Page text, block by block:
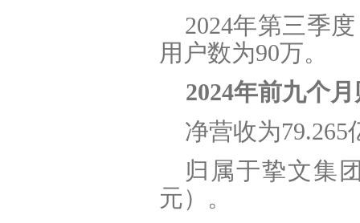
2024年第三季
用户数为90万。
2024年前九个
净营收为79.265
归属于挚文集
元）。